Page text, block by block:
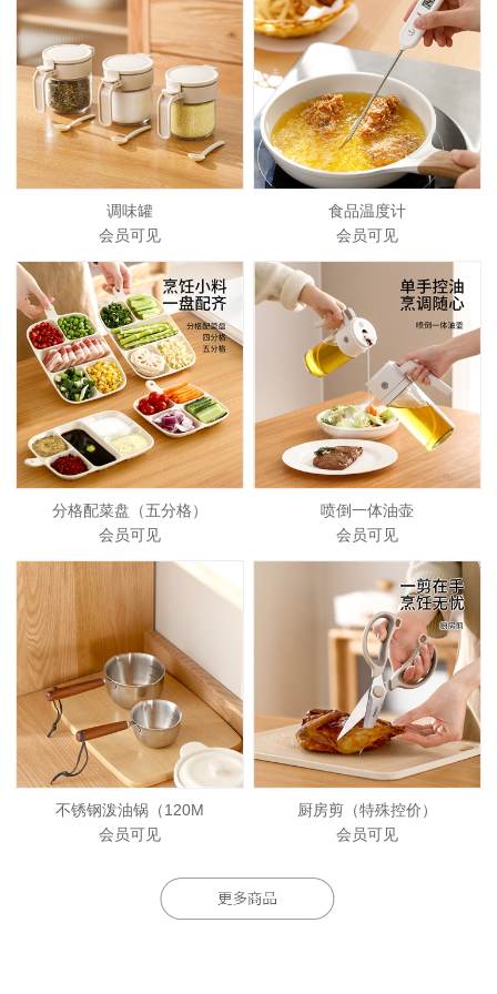
调味罐
会员可见
食品温度计
会员可见
分格配菜盘（五分格）
会员可见
喷倒一体油壶
会员可见
不锈钢泼油锅（120M
会员可见
厨房剪（特殊控价）
会员可见